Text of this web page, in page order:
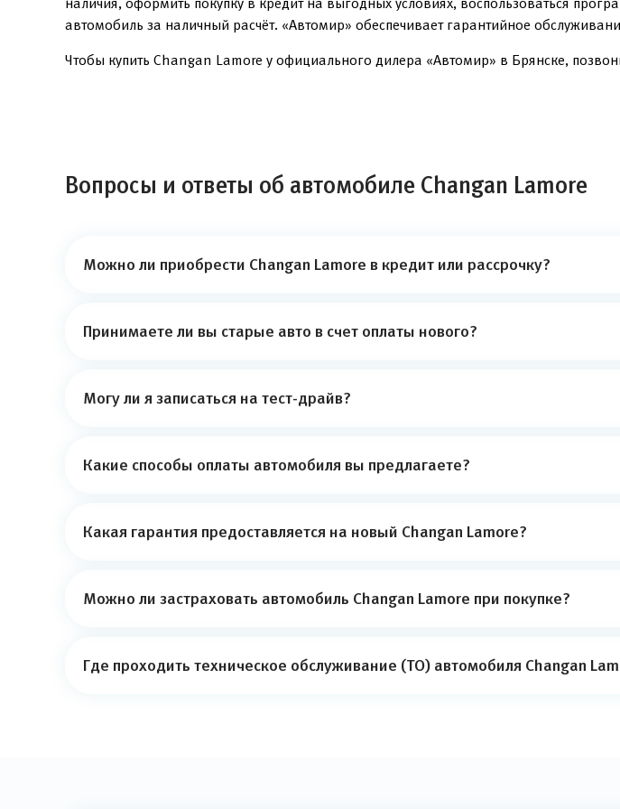
наличия, оформить покупку в кредит на выгодных условиях, воспользоваться
автомобиль за наличный расчёт. «Автомир» обеспечивает гарантийное
Чтобы купить Changan Lamore у официального дилера «Автомир» в Брянске,
Вопросы и ответы об автомобиле Changan Lamore
Можно ли приобрести Changan Lamore в кредит или рассрочку?
Принимаете ли вы старые авто в счет оплаты нового?
Могу ли я записаться на тест-драйв?
Какие способы оплаты автомобиля вы предлагаете?
Какая гарантия предоставляется на новый Changan Lamore?
Можно ли застраховать автомобиль Changan Lamore при покупке?
Где проходить техническое обслуживание (ТО) автомобиля Changan